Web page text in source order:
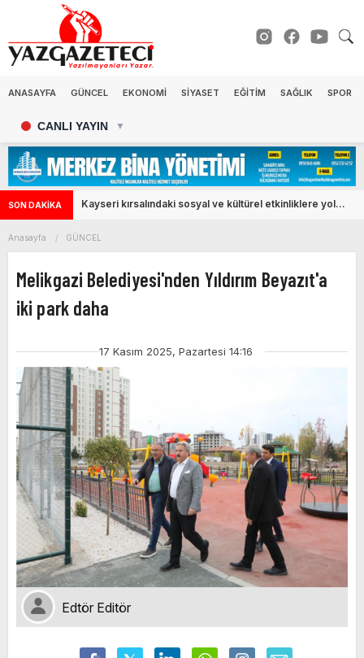
ANASAYFA GÜNCEL EKONOMİ SİYASET EĞİTİM SAĞLIK SPOR
CANLI YAYIN ▼
SON DAKİKA
Kayseri kırsalındaki sosyal ve kültürel etkinliklere yol
Anasayfa GÜNCEL
Melikgazi Belediyesi'nden Yıldırım Beyazıt'a
iki park daha
17 Kasım 2025, Pazartesi 14:16
Edtör Editör